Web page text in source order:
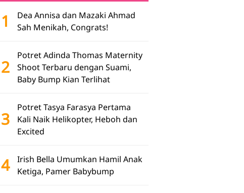
1
Dea Annisa dan Mazaki Ahmad
Sah Menikah, Congrats!
2
Potret Adinda Thomas Maternity
Shoot Terbaru dengan Suami,
Baby Bump Kian Terlihat
3
Potret Tasya Farasya Pertama
Kali Naik Helikopter, Heboh dan
Excited
4
Irish Bella Umumkan Hamil Anak
Ketiga, Pamer Babybump